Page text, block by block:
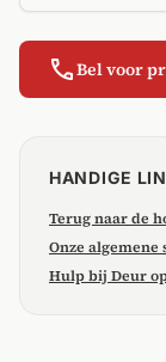
callBel voor
HANDIGE
Terug naar de
Onze
Hulp bij Deur